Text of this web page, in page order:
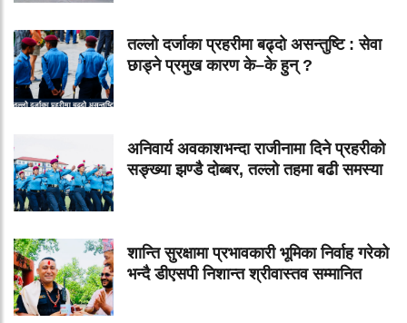
तल्लो दर्जाका प्रहरीमा बढ्दो असन्तुष्टि : सेवा
छाड्ने प्रमुख कारण के–के हुन् ?
अनिवार्य अवकाशभन्दा राजीनामा दिने प्रहरीको
सङ्ख्या झण्डै दोब्बर, तल्लो तहमा बढी समस्या
शान्ति सुरक्षामा प्रभावकारी भूमिका निर्वाह गरेको
भन्दै डीएसपी निशान्त श्रीवास्तव सम्मानित